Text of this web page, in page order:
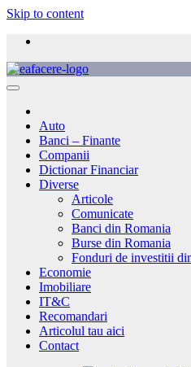
Skip to content
Auto
Banci – Finante
Companii
Dictionar Financiar
Diverse
Articole
Comunicate
Banci din Romania
Burse din Romania
Fonduri de investitii
Economie
Imobiliare
IT&C
Recomandari
Articolul tau aici
Contact